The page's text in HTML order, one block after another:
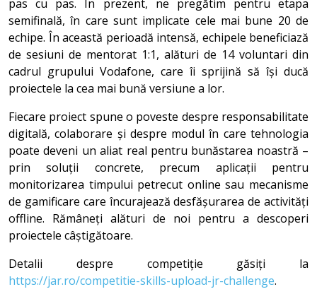
pas cu pas. În prezent, ne pregătim pentru etapa
semifinală, în care sunt implicate cele mai bune 20 de
echipe. În această perioadă intensă, echipele beneficiază
de sesiuni de mentorat 1:1, alături de 14 voluntari din
cadrul grupului Vodafone, care îi sprijină să își ducă
proiectele la cea mai bună versiune a lor.
Fiecare proiect spune o poveste despre responsabilitate
digitală, colaborare și despre modul în care tehnologia
poate deveni un aliat real pentru bunăstarea noastră –
prin soluții concrete, precum aplicații pentru
monitorizarea timpului petrecut online sau mecanisme
de gamificare care încurajează desfășurarea de activități
offline. Rămâneți alături de noi pentru a descoperi
proiectele câștigătoare.
Detalii despre competiție găsiți la
https://jar.ro/competitie-skills-upload-jr-challenge.